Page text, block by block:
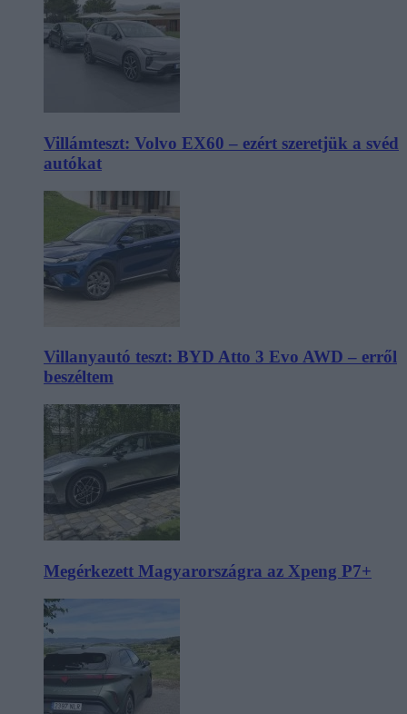
Villámteszt: Volvo EX60 – ezért szeretjük a svéd
autókat
Villanyautó teszt: BYD Atto 3 Evo AWD – erről
beszéltem
Megérkezett Magyarországra az Xpeng P7+